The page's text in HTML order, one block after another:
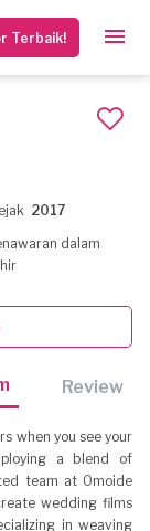
Terbaik!
2017
dalam
Review
when you see your
a blend of
team at Omoide
wedding films
in weaving